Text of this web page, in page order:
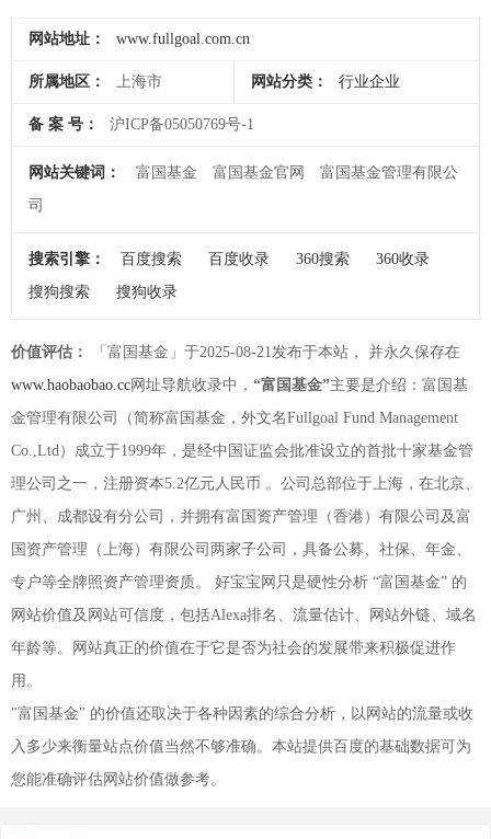
网站地址： www.fullgoal.com.cn
所属地区： 上海市 网站分类： 行业企业
备 案 号： 沪ICP备05050769号-1
网站关键词： 富国基金 富国基金官网
富国基金管理有限公
司
搜索引擎： 百度搜索 百度收录 360搜索
360收录
搜狗搜索
搜狗收录
价值评估：
「富国基金」于2025-08-21发布于本站， 并永久保存在
www.haobaobao.cc网址导航收录中， “富国基金”主要是介绍：富国基
金管理有限公司（简称富国基金，外文名Fullgoal Fund Management
Co.,Ltd）成立于1999年，是经中国证监会批准设立的首批十家基金管
理公司之一，注册资本5.2亿元人民币 。公司总部位于上海，在北京、
广州、成都设有分公司，并拥有富国资产管理（香港）有限公司及富
国资产管理（上海）有限公司两家子公司，具备公募、社保、年金、
专户等全牌照资产管理资质。 好宝宝网只是硬性分析 “富国基金” 的
网站价值及网站可信度，包括Alexa排名、流量估计、网站外链、域名
年龄等。网站真正的价值在于它是否为社会的发展带来积极促进作
用。
"富国基金" 的价值还取决于各种因素的综合分析，以网站的流量或收
入多少来衡量站点价值当然不够准确。本站提供百度的基础数据可为
您能准确评估网站价值做参考。